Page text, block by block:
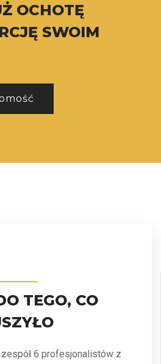
OCHOTĘ
SWOIM
TEGO, CO
6 profesjonalistów z